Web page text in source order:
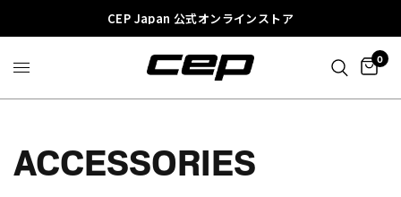
CEP Japan 公式オンラインストア
0
ACCESSORIES